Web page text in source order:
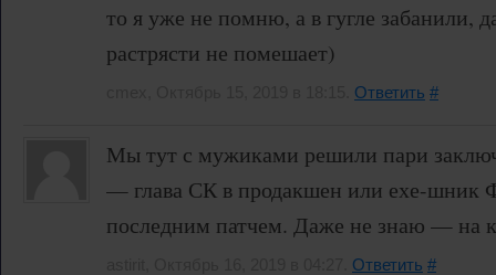
то я уже не помню, а в гугле забанили,
растрясти не помешает)
Ответить #
Мы тут с мужиками решили пари
— глава СК в продакшен или ехе-шник
последним патчем. Даже не знаю — на
Ответить #